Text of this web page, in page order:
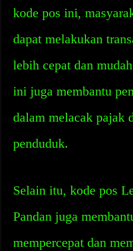
kode pos ini,
dapat melakukan
lebih cepat dan
ini juga membantu
dalam melacak pajak
penduduk.
Selain itu, kode pos
Pandan juga
mempercepat dan